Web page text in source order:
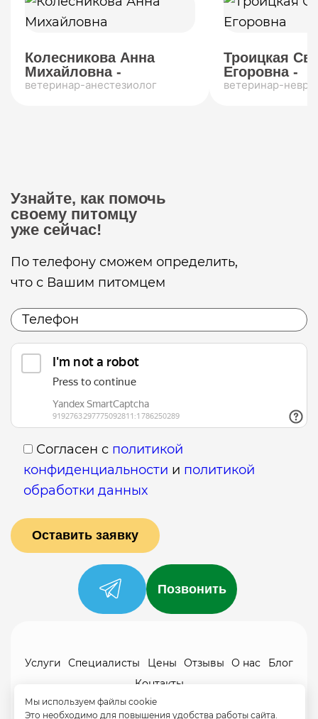
Колесникова Анна
Михайловна -
ветеринар-анестезиолог
Троицкая
Егоровна -
ветеринар-
Узнайте, как помочь
своему питомцу
уже сейчас!
По телефону сможем определить,
что с Вашим питомцем
Согласен с политикой
конфиденциальности и политикой
обработки данных
Мы используем файлы cookie
Это необходимо для повышения удобства работы сайта.
Позвонить
Услуги Специалисты Цены Отзывы О нас
Блог
Контакты
Политика конфиденциальности